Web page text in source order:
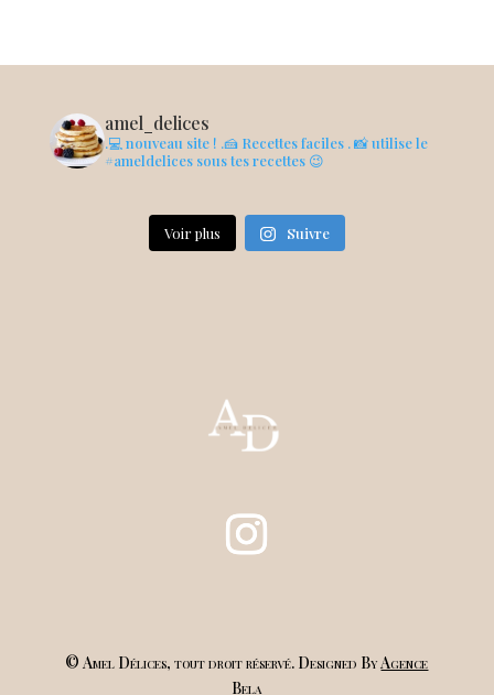
amel_delices
.💻 nouveau site ! .🍰 Recettes faciles . 📸 utilise le
#ameldelices sous tes recettes 😉
Voir plus Suivre
© Amel Délices, tout droit réservé. Designed ByAgence
Bela